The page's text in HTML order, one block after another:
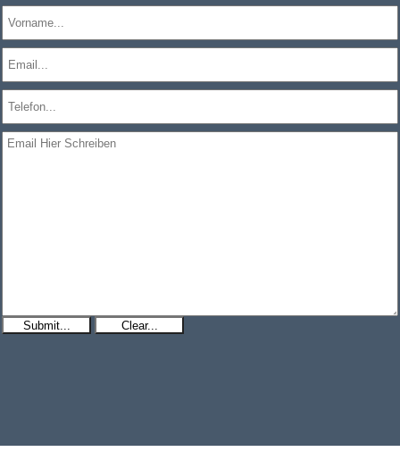
Submit... Clear...